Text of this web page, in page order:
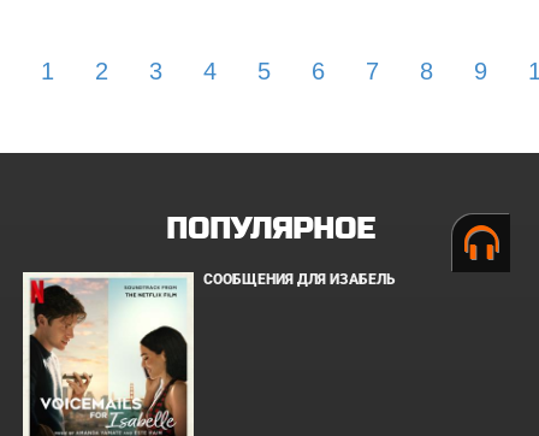
1 2 3 4 5 6 7 8 9
ПОПУЛЯРНОЕ
СООБЩЕНИЯ ДЛЯ ИЗАБЕЛЬ